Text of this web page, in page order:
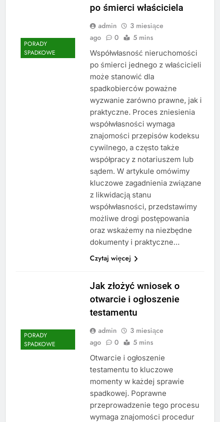
PORADY
SPADKOWE
po śmierci właściciela
admin
3 miesiące
ago
0 5 mins
Współwłasność nieruchomości
po śmierci jednego z właścicieli
może stanowić dla
spadkobierców poważne
wyzwanie zarówno prawne, jak i
praktyczne. Proces zniesienia
współwłasności wymaga
znajomości przepisów kodeksu
cywilnego, a często także
współpracy z notariuszem lub
sądem. W artykule omówimy
kluczowe zagadnienia związane
z likwidacją stanu
współwłasności, przedstawimy
możliwe drogi postępowania
oraz wskażemy na niezbędne
dokumenty i praktyczne…
Czytaj więcej
PORADY
SPADKOWE
Jak złożyć wniosek o
otwarcie i ogłoszenie
testamentu
admin
3 miesiące
ago
0 5 mins
Otwarcie i ogłoszenie
testamentu to kluczowe
momenty w każdej sprawie
spadkowej. Poprawne
przeprowadzenie tego procesu
wymaga znajomości procedur